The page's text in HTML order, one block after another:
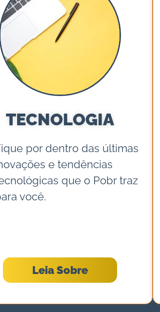
TECNOLOGIA
por dentro das últimas
e tendências
que o Pobr traz
você.
Leia Sobre